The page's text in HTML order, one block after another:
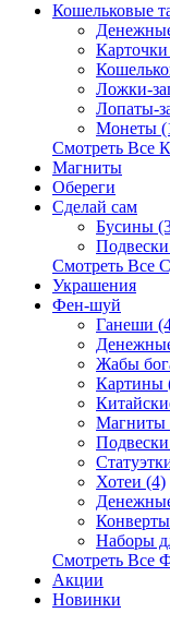
Кошельковые
Ложки-
Лопаты-
Монеты
Смотреть Все
Магниты
Обереги
Сделай сам
Бусины
Смотреть Все
Украшения
Фен-шуй
Ганеши
Жабы
Картины
Магниты
Хотеи (4)
Наборы
Смотреть Все
Акции
Новинки